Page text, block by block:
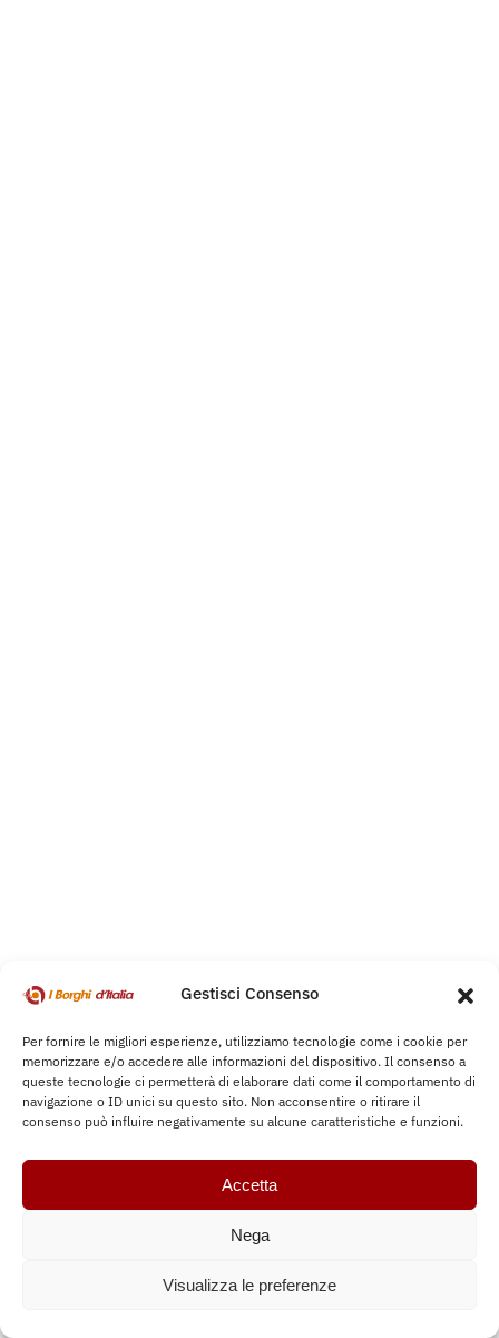
Gestisci Consenso
Per fornire le migliori esperienze, utilizziamo tecnologie come i cookie per
memorizzare e/o accedere alle informazioni del dispositivo. Il consenso a
queste tecnologie ci permetterà di elaborare dati come il comportamento di
navigazione o ID unici su questo sito. Non acconsentire o ritirare il
consenso può influire negativamente su alcune caratteristiche e funzioni.
Accetta
Nega
Visualizza le preferenze